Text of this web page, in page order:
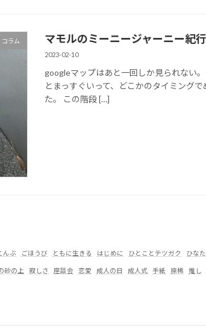
コラム マモルのミーニージャーニー紀
2023-02-10
googleマップはあと一回しか見られない
とまっすぐいって、どこかのタイミング
た。 この階段 […]
んぶ ごほうび ともに生きる はじめに ひとことテツガク ひなた
砂の上 寂しさ 座談会 恋愛 成人の日 成人式 手紙 捺稀 推し